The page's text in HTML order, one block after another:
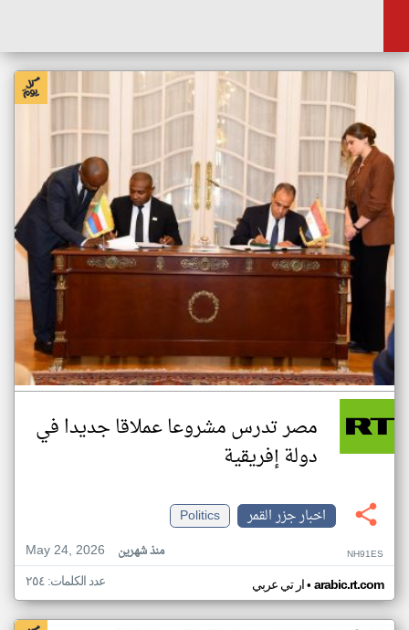
مصر تدرس مشروعا عملاقا جديدا في
دولة إفريقية
اخبار جزر القمر
Politics
May 24, 2026
منذ شهرين NH91ES
ار تي عربي• arabic.rt.com عدد الكلمات: ٢٥٤